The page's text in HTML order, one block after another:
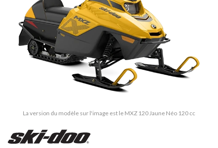
La version du modèle sur l'image est le MXZ 120 Jaune Néo 120 cc